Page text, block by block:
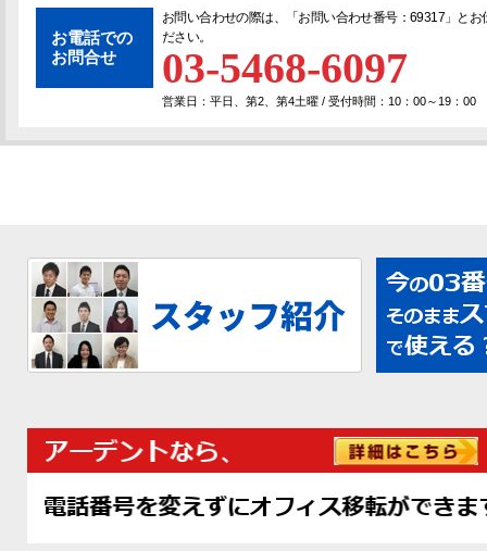
お電話での
お問合せ
お問い合わせの際は、「 お問い合わせ番号：69317 」とお
ださい。
03-5468-6097
営業日：平日、第2、第4土曜 / 受付時間：10：00～19：00